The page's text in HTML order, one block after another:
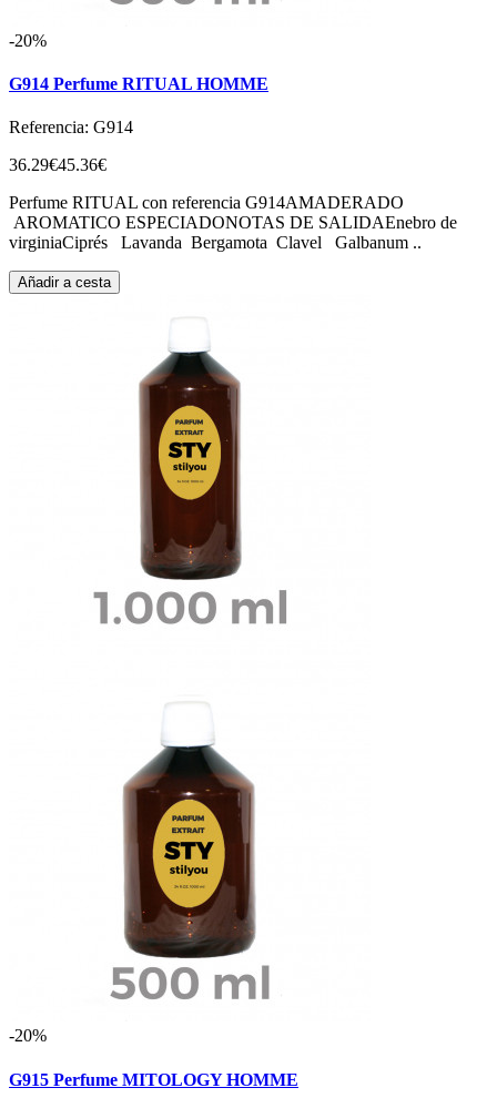
-20%
G914 Perfume RITUAL HOMME
Referencia: G914
36.29€45.36€
Perfume RITUAL con referencia G914AMADERADO
AROMATICO ESPECIADONOTAS DE SALIDAEnebro de
virginiaCiprés Lavanda Bergamota Clavel Galbanum ..
Añadir a cesta
-20%
G915 Perfume MITOLOGY HOMME